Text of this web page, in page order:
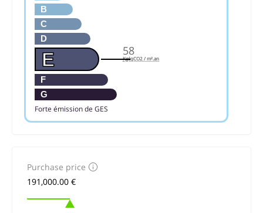
B
C
D
E
F
G
Forte émission de GES
58
KgéqCO2 / m².an
Purchase price